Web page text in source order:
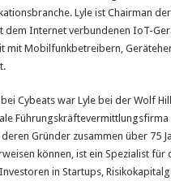
Lyle ist Chairman
dem Internet verbundenen IoT-
mit Mobilfunkbetreibern,
Cybeats war Lyle bei der Wolf
Gründer zusammen über 75
können, ist ein Spezialist für
in Startups,